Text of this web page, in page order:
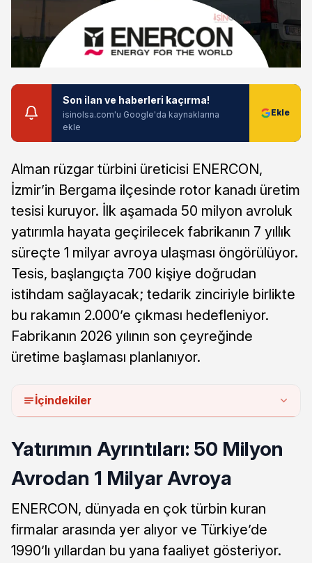
Son ilan ve haberleri kaçırma!
isinolsa.com'u Google'da kaynaklarına
ekle
Alman rüzgar türbini üreticisi ENERCON,
İzmir’in Bergama ilçesinde rotor kanadı üretim
tesisi kuruyor. İlk aşamada 50 milyon avroluk
yatırımla hayata geçirilecek fabrikanın 7 yıllık
süreçte 1 milyar avroya ulaşması öngörülüyor.
Tesis, başlangıçta 700 kişiye doğrudan
istihdam sağlayacak; tedarik zinciriyle birlikte
bu rakamın 2.000’e çıkması hedefleniyor.
Fabrikanın 2026 yılının son çeyreğinde
üretime başlaması planlanıyor.
İçindekiler
Yatırımın Ayrıntıları: 50 Milyon
Avrodan 1 Milyar Avroya
ENERCON, dünyada en çok türbin kuran
firmalar arasında yer alıyor ve Türkiye’de
1990’lı yıllardan bu yana faaliyet gösteriyor.